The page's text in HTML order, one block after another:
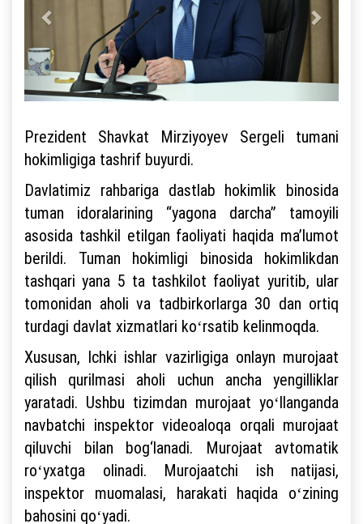
Prezident Shavkat Mirziyoyev Sergeli tumani
hokimligiga tashrif buyurdi.
Davlatimiz rahbariga dastlab hokimlik binosida
tuman idoralarining “yagona darcha” tamoyili
asosida tashkil etilgan faoliyati haqida maʼlumot
berildi. Tuman hokimligi binosida hokimlikdan
tashqari yana 5 ta tashkilot faoliyat yuritib, ular
tomonidan aholi va tadbirkorlarga 30 dan ortiq
turdagi davlat xizmatlari koʻrsatib kelinmoqda.
Xususan, Ichki ishlar vazirligiga onlayn murojaat
qilish qurilmasi aholi uchun ancha yengilliklar
yaratadi. Ushbu tizimdan murojaat yoʻllanganda
navbatchi inspektor videoaloqa orqali murojaat
qiluvchi bilan bog‘lanadi. Murojaat avtomatik
roʻyxatga olinadi. Murojaatchi ish natijasi,
inspektor muomalasi, harakati haqida oʻzining
bahosini qoʻyadi.